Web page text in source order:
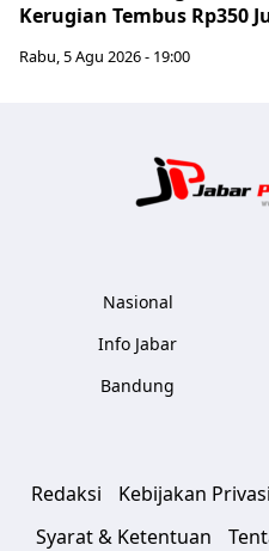
Kerugian Tembus Rp350
Rabu, 5 Agu 2026 - 19:00
Nasional
Info Jabar
Bandung
Redaksi Kebijakan Privasi
Syarat & Ketentuan